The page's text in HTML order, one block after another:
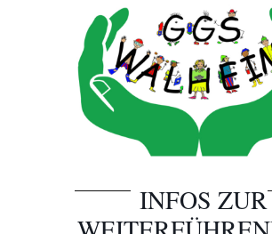
INFOS ZUR